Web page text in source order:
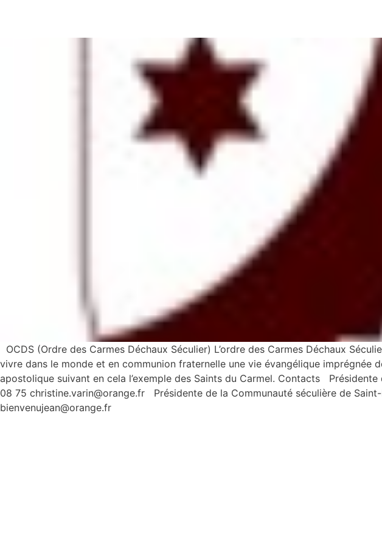
OCDS (Ordre des Carmes Déchaux Séculier) L’ordre des Carmes Déchaux
vivre dans le monde et en communion fraternelle une vie évangélique imprégnée
apostolique suivant en cela l’exemple des Saints du Carmel. Contacts
08 75 christine.varin@orange.fr Présidente de la Communauté
bienvenujean@orange.fr